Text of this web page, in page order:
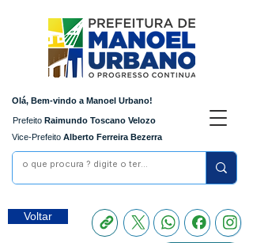
Olá, Bem-vindo a Manoel Urbano!
Prefeito Raimundo Toscano Velozo
Vice-Prefeito Alberto Ferreira Bezerra
Voltar